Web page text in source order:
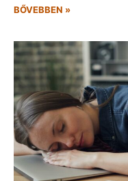
BŐVEBBEN »